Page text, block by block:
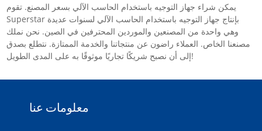
يمكن شراء جهاز التوجيه باستخدام الحاسب الآلي بسعر المصنع. تقوم
Superstar بإنتاج جهاز التوجيه باستخدام الحاسب الآلي لسنوات عديدة
وهي واحدة من المصنعين والموردين المحترفين في الصين. نحن نملك
مصنعنا الخاص. العملاء راضون عن منتجاتنا والخدمة الممتازة. نتطلع بصدق
إلى أن نصبح شريكًا تجاريًا موثوقًا به على المدى الطويل!
معلومات عنا